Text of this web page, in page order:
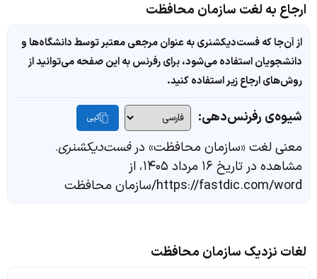
ارجاع به لغت سازمان محافظت
از آن‌جا که فست‌دیکشنری به عنوان مرجعی معتبر توسط دانشگاه‌ها و
دانشجویان استفاده می‌شود، برای رفرنس به این صفحه می‌توانید از
روش‌های ارجاع زیر استفاده کنید.
شیوه‌ی رفرنس‌دهی: کپی
معنی لغت «سازمان محافظت» درفست‌دیکشنری.
مشاهده در تاریخ ۱۶ مرداد ۱۴۰۵، از
https://fastdic.com/word/سازمان محافظت
لغات نزدیک سازمان محافظت